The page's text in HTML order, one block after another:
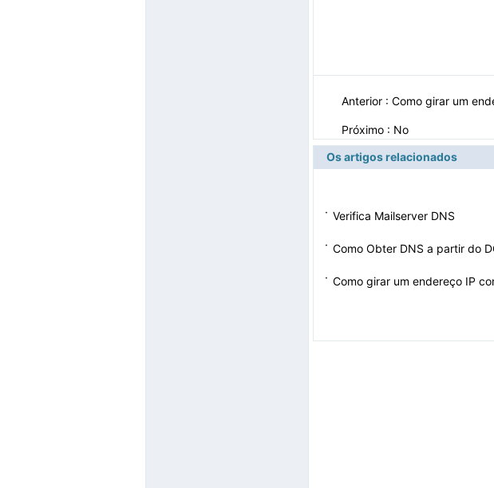
Anterior : Como girar um
Próximo : No
Os artigos relacionados
· Verifica Mailserver DNS
· Como Obter DNS a partir do
· Como girar um endereço IP